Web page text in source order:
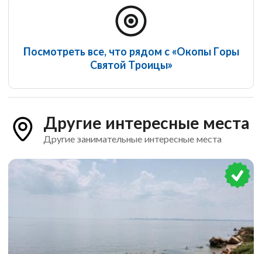
Посмотреть все, что рядом с «Окопы Горы
Святой Троицы»
Другие интересные места
Другие занимательные интересные места